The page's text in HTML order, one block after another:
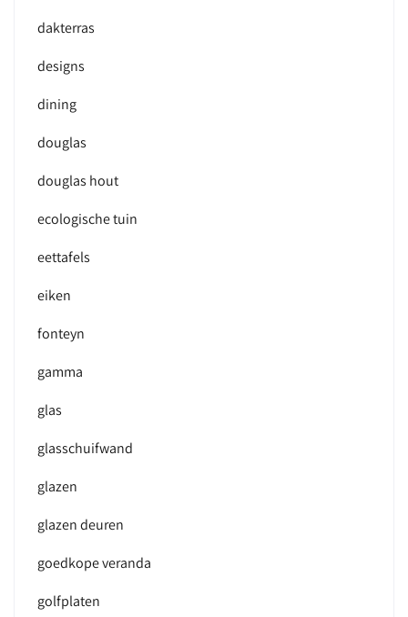
dakterras
designs
dining
douglas
douglas hout
ecologische tuin
eettafels
eiken
fonteyn
gamma
glas
glasschuifwand
glazen
glazen deuren
goedkope veranda
golfplaten